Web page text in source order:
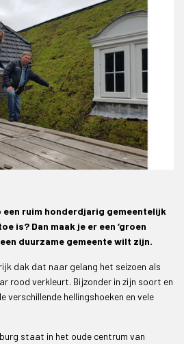
een ruim honderdjarig gemeentelijk
is? Dan maak je er een ‘groen
duurzame gemeente wilt zijn.
dak dat naar gelang het seizoen als
rood verkleurt. Bijzonder in zijn soort en
verschillende hellingshoeken en vele
staat in het oude centrum van